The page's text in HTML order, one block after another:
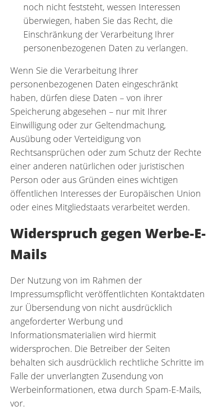
noch nicht feststeht, wessen Interessen
überwiegen, haben Sie das Recht, die
Einschränkung der Verarbeitung Ihrer
personenbezogenen Daten zu verlangen.
Wenn Sie die Verarbeitung Ihrer
personenbezogenen Daten eingeschränkt
haben, dürfen diese Daten – von ihrer
Speicherung abgesehen – nur mit Ihrer
Einwilligung oder zur Geltendmachung,
Ausübung oder Verteidigung von
Rechtsansprüchen oder zum Schutz der Rechte
einer anderen natürlichen oder juristischen
Person oder aus Gründen eines wichtigen
öffentlichen Interesses der Europäischen Union
oder eines Mitgliedstaats verarbeitet werden.
Widerspruch gegen Werbe-E-
Mails
Der Nutzung von im Rahmen der
Impressumspflicht veröffentlichten Kontaktdaten
zur Übersendung von nicht ausdrücklich
angeforderter Werbung und
Informationsmaterialien wird hiermit
widersprochen. Die Betreiber der Seiten
behalten sich ausdrücklich rechtliche Schritte im
Falle der unverlangten Zusendung von
Werbeinformationen, etwa durch Spam-E-Mails,
vor.